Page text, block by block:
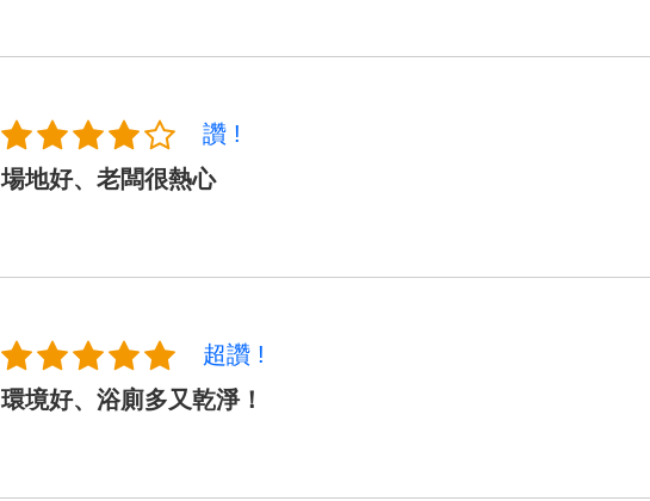
讚 !
場地好、老闆很熱心
超讚 !
環境好、浴廁多又乾淨！